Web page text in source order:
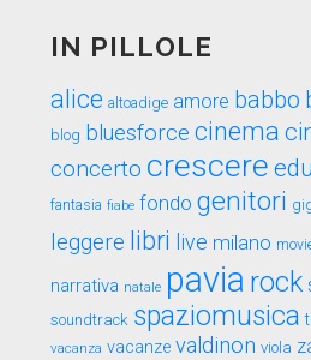
IN PILLOLE
alice altoadige amore babbo
blog bluesforce cinema
concerto crescere
fantasia fiabe fondo genitori
leggere libri live milano
narrativa natale pavia rock
soundtrack spaziomusica
vacanza vacanze valdinon viola